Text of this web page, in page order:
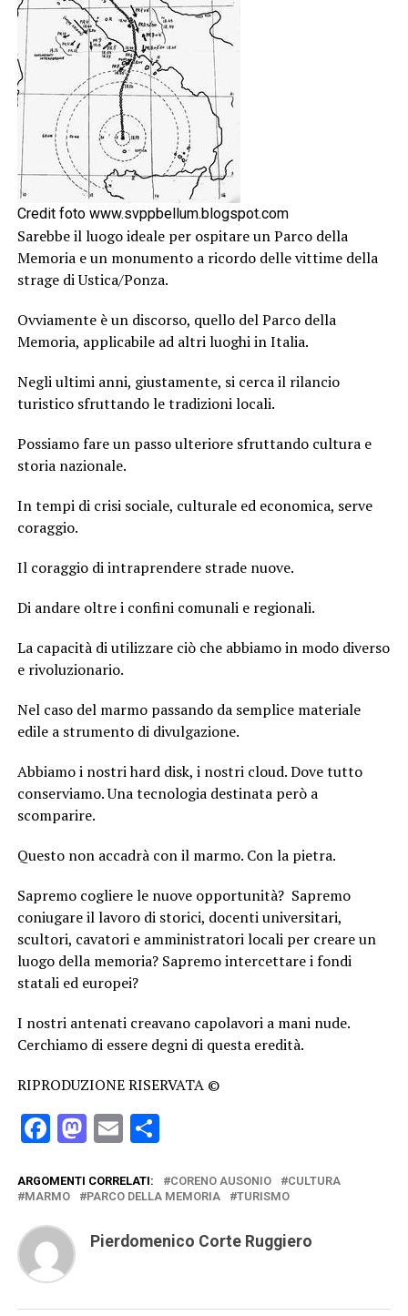
Credit foto www.svppbellum.blogspot.com
Sarebbe il luogo ideale per ospitare un Parco della
Memoria e un monumento a ricordo delle vittime della
strage di Ustica/Ponza.
Ovviamente è un discorso, quello del Parco della
Memoria, applicabile ad altri luoghi in Italia.
Negli ultimi anni, giustamente, si cerca il rilancio
turistico sfruttando le tradizioni locali.
Possiamo fare un passo ulteriore sfruttando cultura e
storia nazionale.
In tempi di crisi sociale, culturale ed economica, serve
coraggio.
Il coraggio di intraprendere strade nuove.
Di andare oltre i confini comunali e regionali.
La capacità di utilizzare ciò che abbiamo in modo diverso
e rivoluzionario.
Nel caso del marmo passando da semplice materiale
edile a strumento di divulgazione.
Abbiamo i nostri hard disk, i nostri cloud. Dove tutto
conserviamo. Una tecnologia destinata però a
scomparire.
Questo non accadrà con il marmo. Con la pietra.
Sapremo cogliere le nuove opportunità? Sapremo
coniugare il lavoro di storici, docenti universitari,
scultori, cavatori e amministratori locali per creare un
luogo della memoria? Sapremo intercettare i fondi
statali ed europei?
I nostri antenati creavano capolavori a mani nude.
Cerchiamo di essere degni di questa eredità.
RIPRODUZIONE RISERVATA ©
Facebook
Mastodon
EmailCondividi
ARGOMENTI CORRELATI: CORENO AUSONIO
CULTURA
MARMO
PARCO DELLA MEMORIA TURISMO
Pierdomenico Corte Ruggiero